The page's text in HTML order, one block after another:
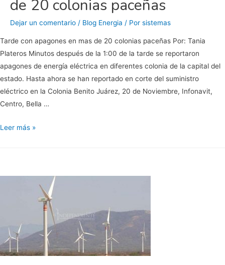
de 20 colonias paceñas
Dejar un comentario / Blog Energia / Por sistemas
Tarde con apagones en mas de 20 colonias paceñas Por: Tania
Plateros Minutos después de la 1:00 de la tarde se reportaron
apagones de energía eléctrica en diferentes colonia de la capital del
estado. Hasta ahora se han reportado en corte del suministro
eléctrico en la Colonia Benito Juárez, 20 de Noviembre, Infonavit,
Centro, Bella …
Tarde
más
paceñas
Leer más »